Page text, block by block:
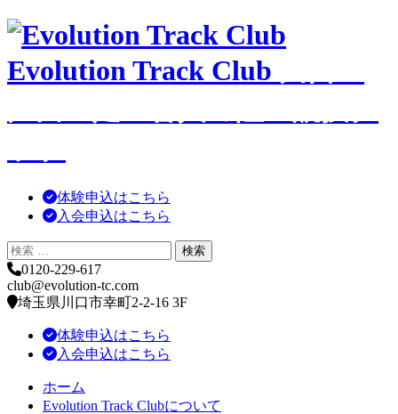
コ
テ
ン
へ
動
Evolution Track Club
体験申込はこちら
入会申込はこちら
0120-229-617
club@evolution-tc.com
埼玉県川口市幸町2-2-16 3F
体験申込はこちら
入会申込はこちら
ホーム
Evolution Track Clubについて